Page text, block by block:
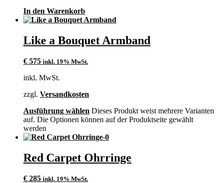
In den Warenkorb
Like a Bouquet Armband
€ 575 inkl. 19% MwSt.
inkl. MwSt.
zzgl. Versandkosten
Ausführung wählen Dieses Produkt weist mehrere Varianten
auf. Die Optionen können auf der Produktseite gewählt
werden
Red Carpet Ohrringe
€ 285 inkl. 19% MwSt.